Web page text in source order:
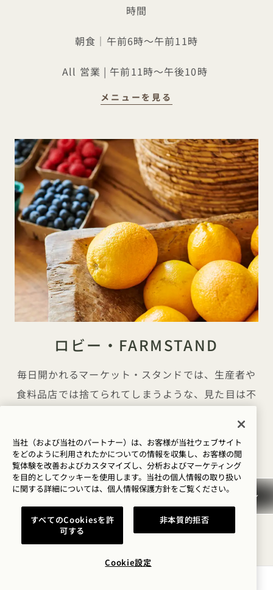
時間
朝食｜午前6時～午前11時
All 営業 | 午前11時～午後10時
メニューを見る
ロビー・FARMSTAND
毎日開かれるマーケット・スタンドでは、生産者や
食料品店では捨てられてしまうような、見た目は不
ることができる。ロビー・Farmstand 、ご宿泊の
お客様や近隣の方々にもご利用いただけます。
営業時間
当社（および当社のパートナー）は、お客様が当社ウェブサイト
をどのように利用されたかについての情報を収集し、お客様の閲
覧体験を改善およびカスタマイズし、分析およびマーケティング
を目的としてクッキーを使用します。当社の個人情報の取り扱い
に関する詳細については、 個人情報保護方針をご覧ください。
すべてのCookiesを許
可する
非本質的拒否
Cookie設定